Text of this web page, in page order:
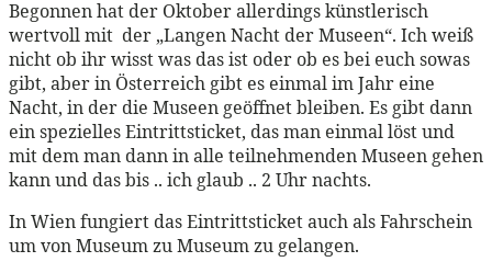
Begonnen hat der Oktober allerdings künstlerisch
wertvoll mit der „Langen Nacht der Museen“. Ich weiß
nicht ob ihr wisst was das ist oder ob es bei euch sowas
gibt, aber in Österreich gibt es einmal im Jahr eine
Nacht, in der die Museen geöffnet bleiben. Es gibt dann
ein spezielles Eintrittsticket, das man einmal löst und
mit dem man dann in alle teilnehmenden Museen gehen
kann und das bis .. ich glaub .. 2 Uhr nachts.
In Wien fungiert das Eintrittsticket auch als Fahrschein
um von Museum zu Museum zu gelangen.